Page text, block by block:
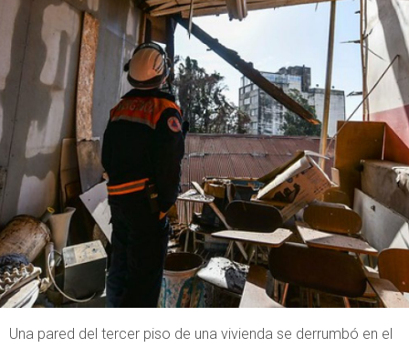
Una pared del tercer piso de una vivienda se derrumbó en el